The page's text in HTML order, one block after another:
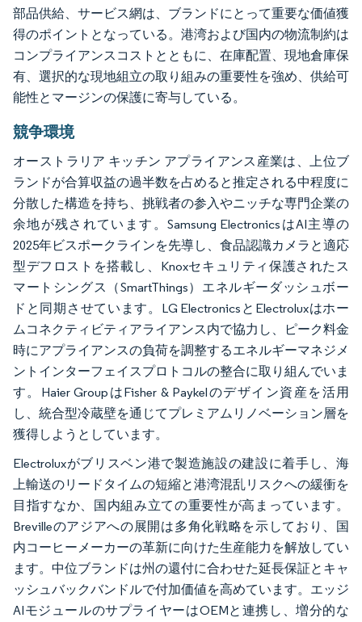
部品供給、サービス網は、ブランドにとって重要な価値獲
得のポイントとなっている。港湾および国内の物流制約は
コンプライアンスコストとともに、在庫配置、現地倉庫保
有、選択的な現地組立の取り組みの重要性を強め、供給可
能性とマージンの保護に寄与している。
競争環境
オーストラリア キッチン アプライアンス産業は、上位ブ
ランドが合算収益の過半数を占めると推定される中程度に
分散した構造を持ち、挑戦者の参入やニッチな専門企業の
余地が残されています。Samsung ElectronicsはAI主導の
2025年ビスポークラインを先導し、食品認識カメラと適応
型デフロストを搭載し、Knoxセキュリティ保護されたス
マートシングス（SmartThings）エネルギーダッシュボー
ドと同期させています。LG ElectronicsとElectroluxはホー
ムコネクティビティアライアンス内で協力し、ピーク料金
時にアプライアンスの負荷を調整するエネルギーマネジメ
ントインターフェイスプロトコルの整合に取り組んでいま
す。Haier GroupはFisher & Paykelのデザイン資産を活用
し、統合型冷蔵壁を通じてプレミアムリノベーション層を
獲得しようとしています。
Electroluxがブリスベン港で製造施設の建設に着手し、海
上輸送のリードタイムの短縮と港湾混乱リスクへの緩衝を
目指すなか、国内組み立ての重要性が高まっています。
Brevilleのアジアへの展開は多角化戦略を示しており、国
内コーヒーメーカーの革新に向けた生産能力を解放してい
ます。中位ブランドは州の還付に合わせた延長保証とキャ
ッシュバックバンドルで付加価値を高めています。エッジ
AIモジュールのサプライヤーはOEMと連携し、増分的な